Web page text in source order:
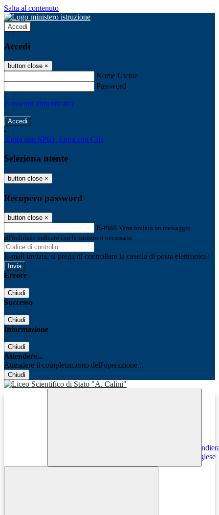
Salta al contenuto
Accedi
Accedi
button close ×
Nome Utente
Password
Password dimenticata?
-
Entra con SPID Entra con CIE
Seleziona utente
button close ×
Recupero password
button close ×
E-mail Verrà inviato un messaggio
all'indirizzo indicato con le istruzioni necessarie.
E-mail inviata, si prega di controllare la casella di posta elettronica!
Errore
Chiudi
Successo
Chiudi
Informazione
Chiudi
Attendere...
Attendere il completamento dell'operazione...
Chiudi